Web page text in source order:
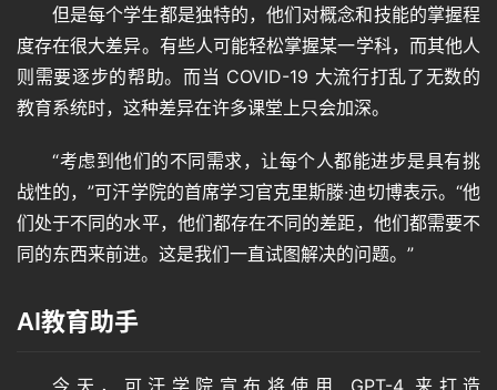
但是每个学生都是独特的，他们对概念和技能的掌握程
度存在很大差异。有些人可能轻松掌握某一学科，而其他人
则需要逐步的帮助。而当 COVID-19 大流行打乱了无数的
教育系统时，这种差异在许多课堂上只会加深。
“考虑到他们的不同需求，让每个人都能进步是具有挑
战性的，”可汗学院的首席学习官克里斯滕·迪切博表示。“他
们处于不同的水平，他们都存在不同的差距，他们都需要不
同的东西来前进。这是我们一直试图解决的问题。”
AI教育助手